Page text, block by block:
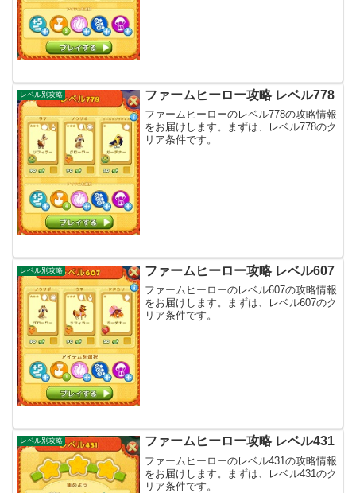
レベル別攻略 ファームヒーロー攻略 レベル778
ファームヒーローのレベル778の攻略情報
をお届けします。まずは、レベル778のク
リア条件です。
レベル別攻略 ファームヒーロー攻略 レベル607
ファームヒーローのレベル607の攻略情報
をお届けします。まずは、レベル607のク
リア条件です。
レベル別攻略 ファームヒーロー攻略 レベル431
ファームヒーローのレベル431の攻略情報
をお届けします。まずは、レベル431のク
リア条件です。